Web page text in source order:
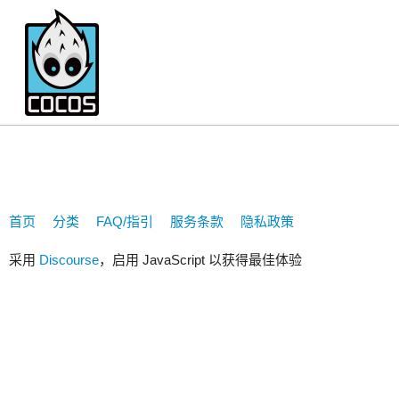
1112366
首页 分类 FAQ/指引 服务条款 隐私政策
采用 Discourse，启用 JavaScript 以获得最佳体验